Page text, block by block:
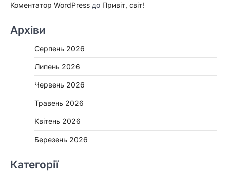
Коментатор WordPress до Привіт, світ!
Архіви
Серпень 2026
Липень 2026
Червень 2026
Травень 2026
Квітень 2026
Березень 2026
Категорії